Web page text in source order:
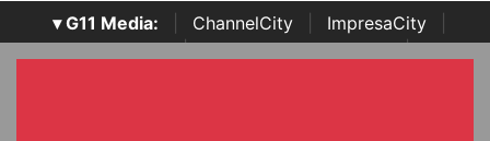
▾ G11 Media: ChannelCity ImpresaCity
SecurityOpenLab | Italian Channel Awards | Italian